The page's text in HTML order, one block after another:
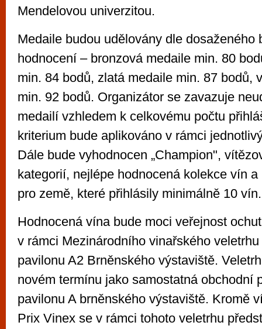
Mendelovou univerzitou.
Medaile budou udělovány dle dosaženého
hodnocení – bronzová medaile min. 80
min. 84 bodů, zlatá medaile min. 87 bodů,
min. 92 bodů. Organizátor se zavazuje
medailí vzhledem k celkovému počtu
kriterium bude aplikováno v rámci
Dále bude vyhodnocen „Champion",
kategorií, nejlépe hodnocená kolekce vín
pro země, které přihlásily minimálně 10 vín.
Hodnocená vína bude moci veřejnost
v rámci Mezinárodního vinařského
pavilonu A2 Brněnského výstaviště.
novém termínu jako samostatná obchodní
pavilonu A brněnského výstaviště. Kromě
Prix Vinex se v rámci tohoto veletrhu